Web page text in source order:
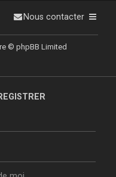
Nous contacter
© phpBB Limited